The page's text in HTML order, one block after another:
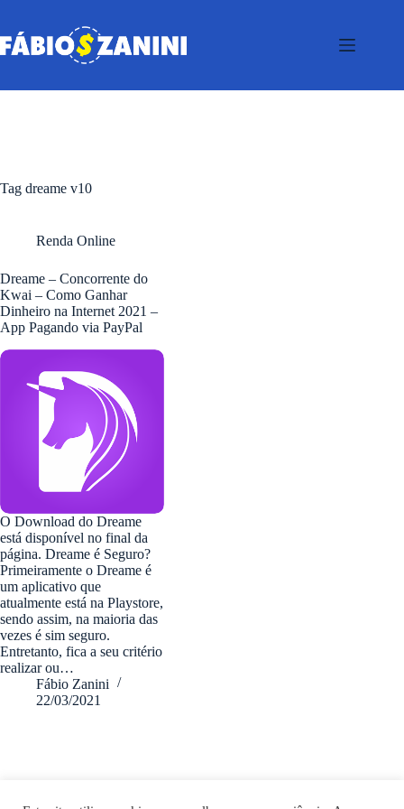
o
conteúdo
Tag dreame v10
Renda Online
Dreame – Concorrente do
Kwai – Como Ganhar
Dinheiro na Internet 2021 –
App Pagando via PayPal
O Download do Dreame
está disponível no final da
página. Dreame é Seguro?
Primeiramente o Dreame é
um aplicativo que
atualmente está na Playstore,
sendo assim, na maioria das
vezes é sim seguro.
Entretanto, fica a seu critério
realizar ou…
Fábio Zanini
22/03/2021